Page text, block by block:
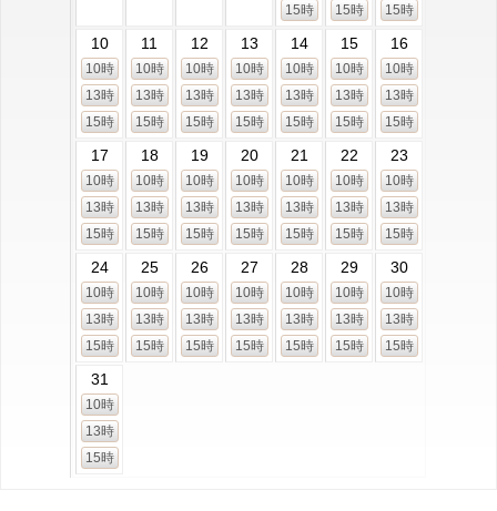
15時
15時
15時
10
10時
13時
15時
11
10時
13時
15時
12
10時
13時
15時
13
10時
13時
15時
14
10時
13時
15時
15
10時
13時
15時
16
10時
13時
15時
17
10時
13時
15時
18
10時
13時
15時
19
10時
13時
15時
20
10時
13時
15時
21
10時
13時
15時
22
10時
13時
15時
23
10時
13時
15時
24
10時
13時
15時
25
10時
13時
15時
26
10時
13時
15時
27
10時
13時
15時
28
10時
13時
15時
29
10時
13時
15時
30
10時
13時
15時
31
10時
13時
15時